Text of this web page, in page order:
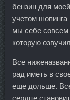
бензин для
учетом шопинга
мы себе
которую
Все
рад иметь в
еще дольше.
сердце